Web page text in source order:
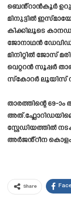
ബെൻ്റാൻകൂർ
മിനുട്ടിൽ
കിക്കിലൂടെ
ജോനാഥൻ ഡേവിഡ്
മിനിറ്റിൽ ജോസ്
വെറ്ററൻ സൂപ്പർ
സ്‌കോറർ ലൂയിസ്
താരത്തിന്റെ 69-
സ്റ്റേഡിയത്തിൽ
അർജൻ്റീന
Share